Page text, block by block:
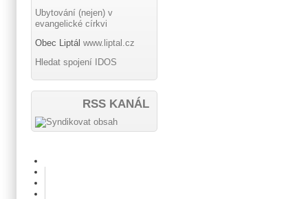
Ubytování (nejen) v
evangelické církvi
Obec Liptál www.liptal.cz
Hledat spojení IDOS
RSS KANÁL